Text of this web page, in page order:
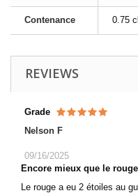
Contenance 0.75
REVIEWS
Grade
Nelson F
09/16/2025
Encore mieux que le rouge
Le rouge a eu 2 étoiles au